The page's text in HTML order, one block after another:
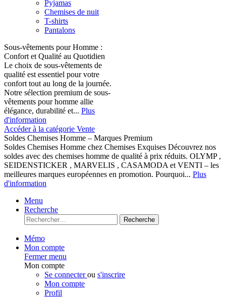
Pyjamas
Chemises de nuit
T-shirts
Pantalons
Sous-vêtements pour Homme :
Confort et Qualité au Quotidien
Le choix de sous-vêtements de
qualité est essentiel pour votre
confort tout au long de la journée.
Notre sélection premium de sous-
vêtements pour homme allie
élégance, durabilité et... Plus
d'information
Accéder à la catégorie Vente
Soldes Chemises Homme – Marques Premium
Soldes Chemises Homme chez Chemises Exquises Découvrez nos
soldes avec des chemises homme de qualité à prix réduits. OLYMP ,
SEIDENSTICKER , MARVELIS , CASAMODA et VENTI – les
meilleures marques européennes en promotion. Pourquoi... Plus
d'information
Menu
Recherche
Recherche
Mémo
Mon compte
Fermer menu
Mon compte
Se connecterou s'inscrire
Mon compte
Profil